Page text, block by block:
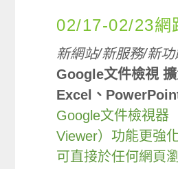
02/17-02/23網
新網站/新服務/新功
Google文件檢視
Excel、
Google文件檢視器
Viewer）功能更強
可直接於任何網頁